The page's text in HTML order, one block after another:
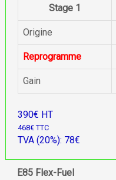
Stage 1
Origine
Reprogramme
Gain
390€ HT
468€ TTC
TVA (20%): 78€
E85 Flex-Fuel